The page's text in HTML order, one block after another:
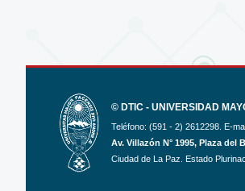
© DTIC - UNIVERSIDAD
Teléfono: (591 - 2) 2612298. E-
Av. Villazón N° 1995, Plaza del
Ciudad de La Paz. Estado